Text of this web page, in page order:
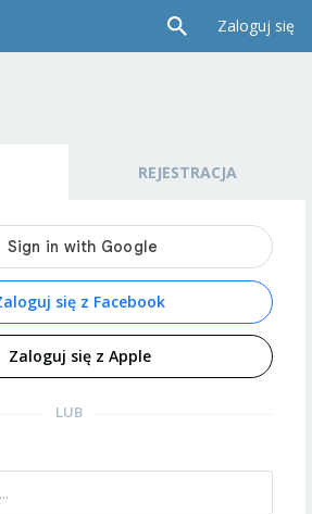
Zaloguj się
REJESTRACJA
się z Facebook
Zaloguj się z Apple
LUB